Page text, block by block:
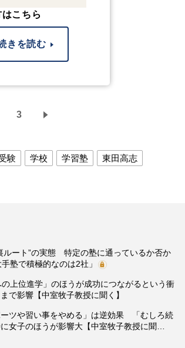
こちら
きを読む
3
験 学校 学習塾
東田高志
ルート”の実態 特定の塾に通っているか否か
塾で積極的なのは2社」
上位進学」のほうが成功につながるという衝
影響【中室牧子教授に聞く】
ーツや習い事をやめる」は逆効果 「むしろ続
女子のほうが影響大【中室牧子教授に聞…